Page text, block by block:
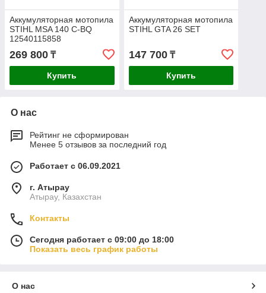
Аккумуляторная мотопила
STIHL MSA 140 C-BQ
12540115858
269 800 ₸
Купить
Аккумуляторная мотопила
STIHL GTA 26 SET
147 700₸
Купить
О нас
Рейтинг не сформирован
Менее 5 отзывов за последний год
Работает с 06.09.2021
г. Атырау
Атырау, Казахстан
Контакты
Сегодня работает с 09:00 до 18:00
Показать весь график работы
О нас